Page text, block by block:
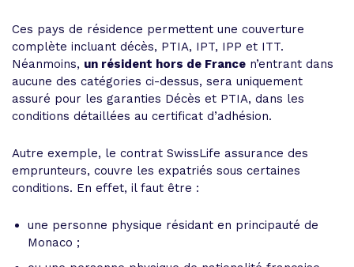
Ces pays de résidence permettent une couverture
complète incluant décès, PTIA, IPT, IPP et ITT.
Néanmoins, un résident hors de France n’entrant dans
aucune des catégories ci-dessus, sera uniquement
assuré pour les garanties Décès et PTIA, dans les
conditions détaillées au certificat d’adhésion.
Autre exemple, le contrat SwissLife assurance des
emprunteurs, couvre les expatriés sous certaines
conditions. En effet, il faut être :
une personne physique résidant en principauté de
Monaco ;